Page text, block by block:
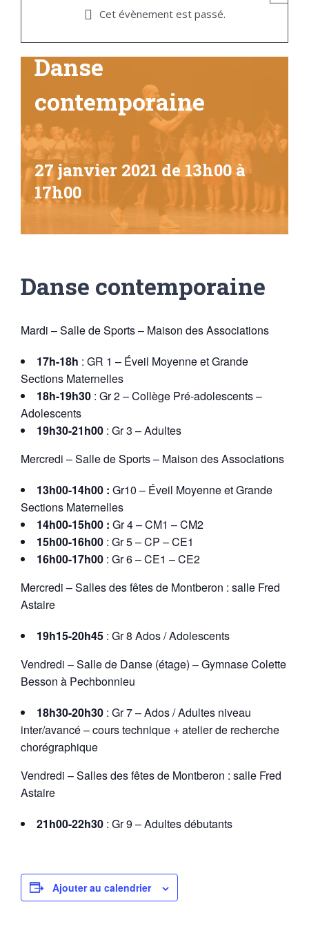
Cet évènement est passé.
Danse
contemporaine
27 janvier 2021 de 13h00 à
17h00
Danse contemporaine
Mardi – Salle de Sports – Maison des Associations
17h-18h : GR 1 – Éveil Moyenne et Grande
Sections Maternelles
18h-19h30 : Gr 2 – Collège Pré-adolescents –
Adolescents
19h30-21h00 : Gr 3 – Adultes
Mercredi – Salle de Sports – Maison des Associations
13h00-14h00 : Gr10 – Éveil Moyenne et Grande
Sections Maternelles
14h00-15h00 : Gr 4 – CM1 – CM2
15h00-16h00 : Gr 5 – CP – CE1
16h00-17h00 : Gr 6 – CE1 – CE2
Mercredi – Salles des fêtes de Montberon : salle Fred
Astaire
19h15-20h45 : Gr 8 Ados / Adolescents
Vendredi – Salle de Danse (étage) – Gymnase Colette
Besson à Pechbonnieu
18h30-20h30 : Gr 7 – Ados / Adultes niveau
inter/avancé – cours technique + atelier de recherche
chorégraphique
Vendredi – Salles des fêtes de Montberon : salle Fred
Astaire
21h00-22h30 : Gr 9 – Adultes débutants
Ajouter au calendrier